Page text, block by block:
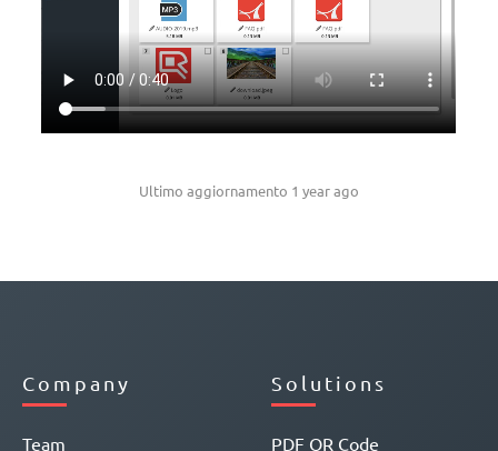
Ultimo aggiornamento 1 year ago
Company
Team
Solutions
PDF QR Code